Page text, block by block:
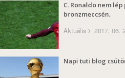
C. Ronaldo nem
bronzmeccsén.
Aktuális 2017. 06.
Napi tuti blog